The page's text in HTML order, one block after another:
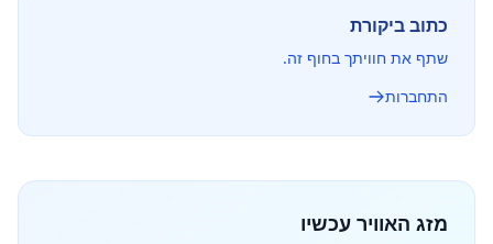
כתוב ביקורת
שתף את חוויתך בחוף זה.
התחברות
מזג האוויר עכשיו